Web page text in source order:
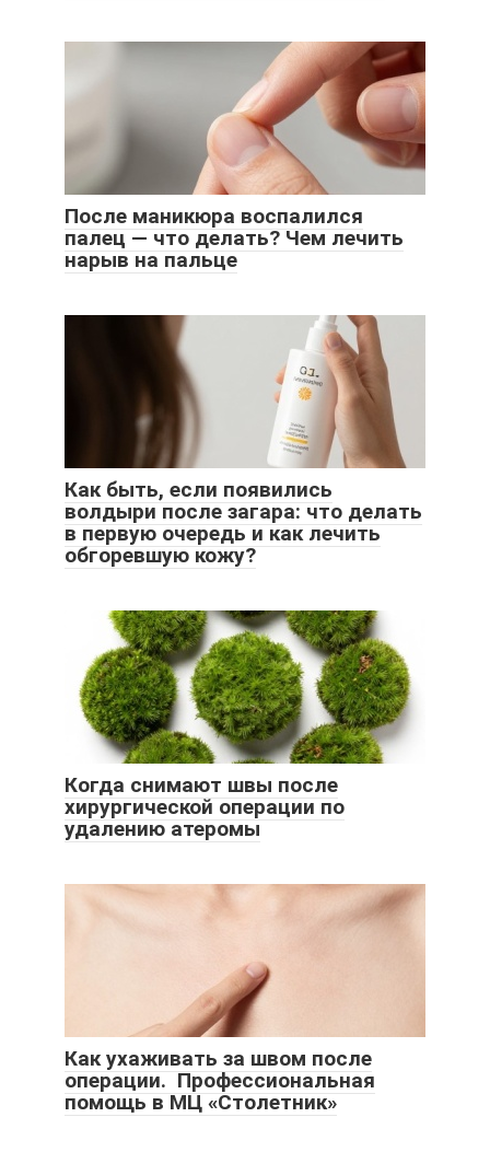
После маникюра воспалился
палец — что делать? Чем лечить
нарыв на пальце
Как быть, если появились
волдыри после загара: что делать
в первую очередь и как лечить
обгоревшую кожу?
Когда снимают швы после
хирургической операции по
удалению атеромы
Как ухаживать за швом после
операции. Профессиональная
помощь в МЦ «Столетник»